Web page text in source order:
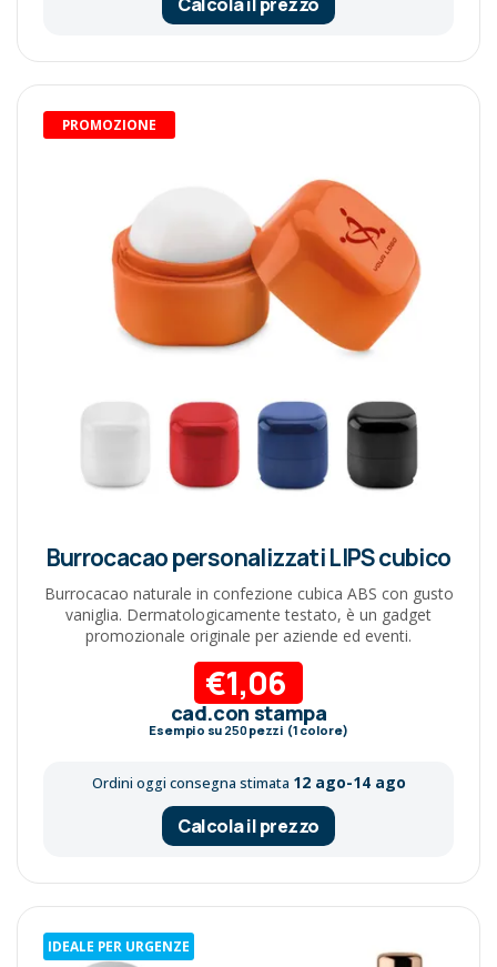
PROMOZIONE
Burrocacao personalizzati LIPS cubico
Burrocacao naturale in confezione cubica ABS con gusto
vaniglia. Dermatologicamente testato, è un gadget
promozionale originale per aziende ed eventi.
€1,06
cad.con stampa
Esempio su 250pezzi (1 colore)
Ordini oggi consegna stimata 12 ago-14 ago
Calcola il prezzo
IDEALE PER URGENZE